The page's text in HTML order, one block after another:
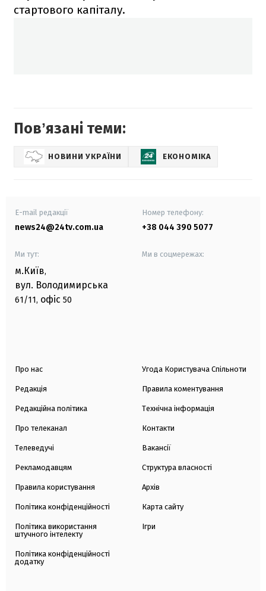
стартового капіталу.
Повʼязані теми:
НОВИНИ УКРАЇНИ ЕКОНОМІКА
E-mail редакції
news24@24tv.com.ua
Номер телефону:
+38 044 390 5077
Ми тут:
м.Київ,
вул. Володимирська
61/11, офіс 50
Ми в соцмережах:
Про нас
Редакція
Редакційна політика
Про телеканал
Телеведучі
Рекламодавцям
Правила користування
Політика конфіденційності
Політика використання
штучного інтелекту
Політика конфіденційності
додатку
Угода Користувача Спільноти
Правила коментування
Технічна інформація
Контакти
Вакансії
Структура власності
Архів
Карта сайту
Ігри